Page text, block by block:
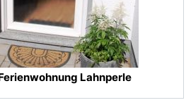
Lahnperle